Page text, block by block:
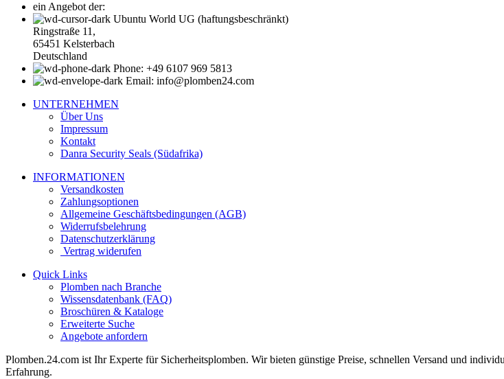
ein Angebot der:
Ubuntu World UG (haftungsbeschränkt)
Ringstraße 11,
65451 Kelsterbach
Deutschland
Phone: +49 6107 969 5813
Email: info@plomben24.com
UNTERNEHMEN
Über Uns
Impressum
Kontakt
Danra Security Seals (Südafrika)
INFORMATIONEN
Versandkosten
Zahlungsoptionen
Allgemeine Geschäftsbedingungen (AGB)
Widerrufsbelehrung
Datenschutzerklärung
Vertrag widerufen
Quick Links
Plomben nach Branche
Wissensdatenbank (FAQ)
Broschüren & Kataloge
Erweiterte Suche
Angebote anfordern
Plomben.24.com ist Ihr Experte für Sicherheitsplomben. Wir bieten günstige Preise, schnellen Versand und
Erfahrung.